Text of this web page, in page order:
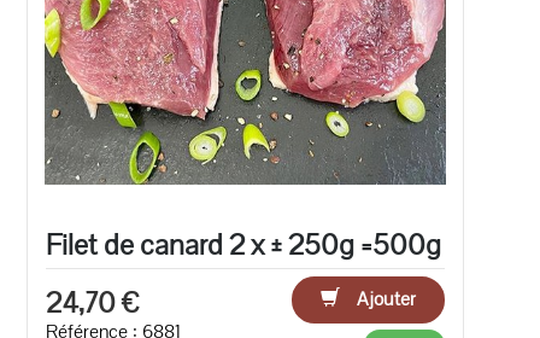
Filet de canard 2 x ± 250g =500g
24,70 €
Ajouter
Référence : 6881